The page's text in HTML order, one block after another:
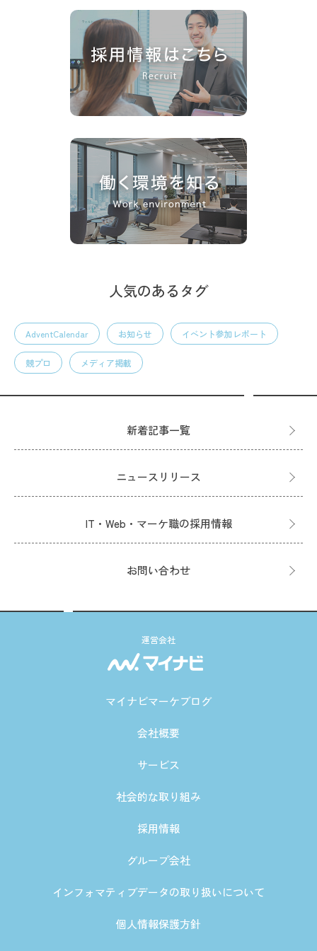
人気のあるタグ
AdventCalendar お知らせ イベント参加レポート
競プロ メディア掲載
新着記事一覧
ニュースリリース
IT・Web・マーケ職の採用情報
お問い合わせ
運営会社
マイナビマーケブログ
会社概要
サービス
社会的な取り組み
採用情報
グループ会社
インフォマティブデータの取り扱いについて
個人情報保護方針